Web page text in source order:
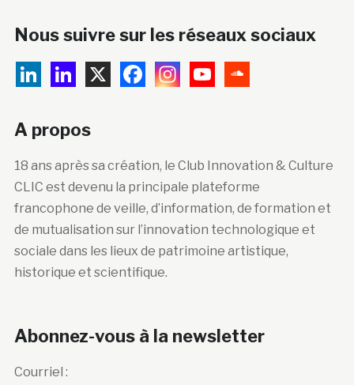
Nous suivre sur les réseaux sociaux
A propos
18 ans après sa création, le Club Innovation & Culture
CLIC est devenu la principale plateforme
francophone de veille, d’information, de formation et
de mutualisation sur l’innovation technologique et
sociale dans les lieux de patrimoine artistique,
historique et scientifique.
Abonnez-vous à la newsletter
Courriel :